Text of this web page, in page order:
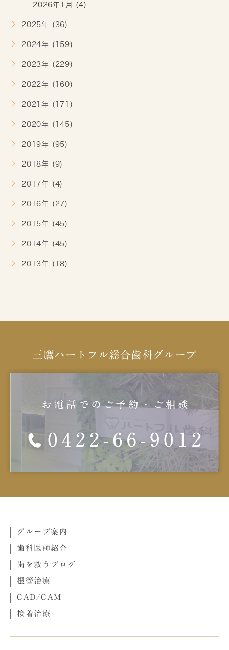
2026年1月 (4)
2025年 (36)
2024年 (159)
2023年 (229)
2022年 (160)
2021年 (171)
2020年 (145)
2019年 (95)
2018年 (9)
2017年 (4)
2016年 (27)
2015年 (45)
2014年 (45)
2013年 (18)
三鷹ハートフル総合歯科グループ
グループ案内
歯科医師紹介
歯を救うブログ
根管治療
CAD/CAM
接着治療